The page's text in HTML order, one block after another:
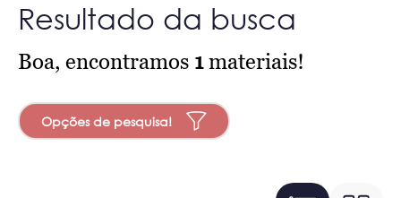
Resultado da busca
Boa, encontramos 1materiais!
Opções de pesquisa!